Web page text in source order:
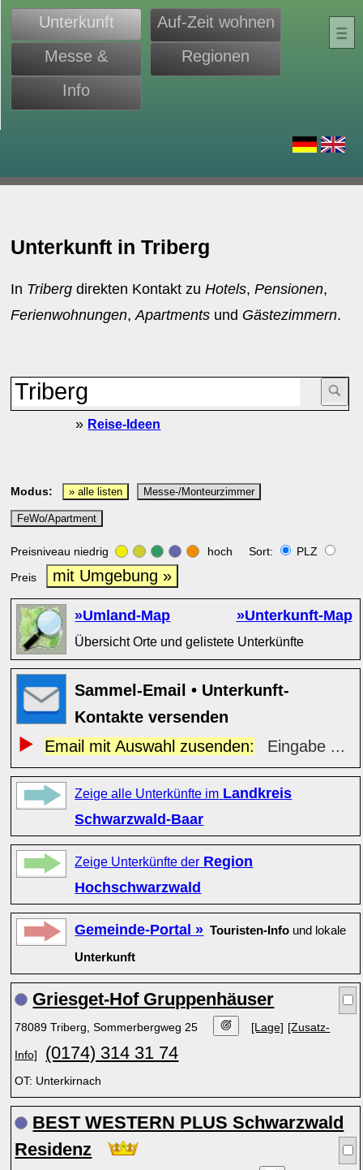
Unterkunft
Auf-Zeit wohnen
Messe &
Monteure
Regionen
Info
Unterkunft in Triberg
In Triberg direkten Kontakt zuHotels,Pensionen,
Ferienwohnungen,Apartments und Gästezimmern.
» Reise-Ideen
Modus: » alle listen Messe-/Monteurzimmer
FeWo/Apartment
Preisniveau niedrig hoch Sort:
PLZ
Preis
mit Umgebung »
»Umland-Map »Unterkunft-Map
Übersicht Orte und gelistete Unterkünfte
Sammel-Email • Unterkunft-
Kontakte versenden
Email mit Auswahl zusenden:
Eingabe ...
Zeige alle Unterkünfte im Landkreis
Schwarzwald-Baar
Zeige Unterkünfte der Region
Hochschwarzwald
Gemeinde-Portal » Touristen-Info und lokale
Unterkunft
Griesget-Hof Gruppenhäuser
78089 Triberg, Sommerbergweg 25 [Lage] [Zusatz-
Info] (0174) 314 31 74
OT: Unterkirnach
BEST WESTERN PLUS Schwarzwald
Residenz